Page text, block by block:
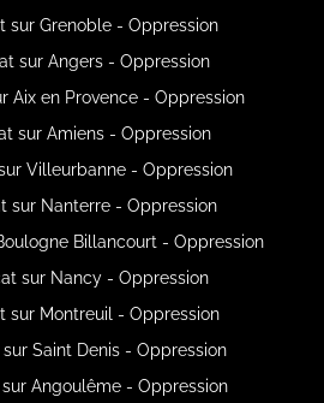
sur Grenoble - Oppression
sur Angers - Oppression
Aix en Provence - Oppression
sur Amiens - Oppression
Villeurbanne - Oppression
sur Nanterre - Oppression
Billancourt - Oppression
sur Nancy - Oppression
sur Montreuil - Oppression
Saint Denis - Oppression
Angoulême - Oppression